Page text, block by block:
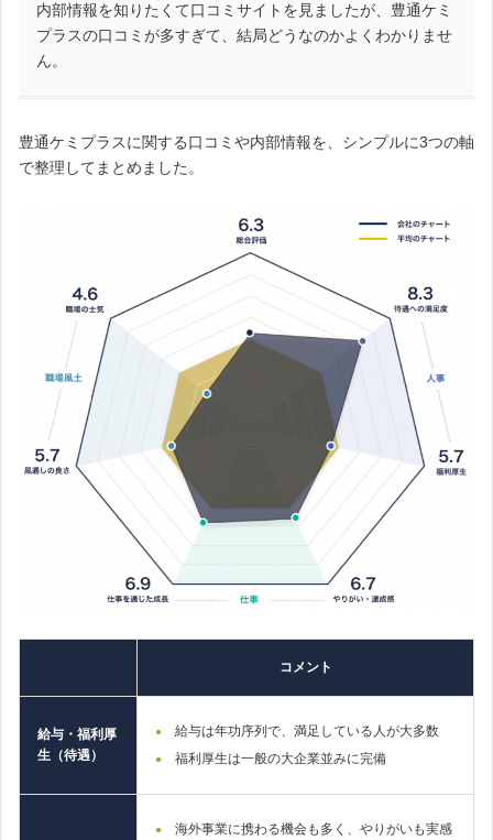
内部情報を知りたくて口コミサイトを見ましたが、豊通ケミ
プラスの口コミが多すぎて、結局どうなのかよくわかりませ
ん。
豊通ケミプラスに関する口コミや内部情報を、シンプルに3つの軸
で整理してまとめました。
コメント
給与・福利厚
生（待遇）
給与は年功序列で、満足している人が大多数
福利厚生は一般の大企業並みに完備
海外事業に携わる機会も多く、やりがいも実感